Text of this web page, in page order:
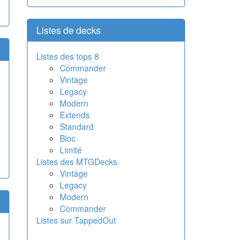
Listes de decks
Listes des tops 8
Commander
Vintage
Legacy
Modern
Extends
Standard
Bloc
Limité
Listes des MTGDecks
Vintage
Legacy
Modern
Commander
Listes sur TappedOut